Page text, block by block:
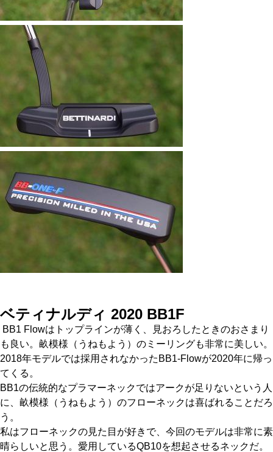
ベティナルディ 2020 BB1F
BB1 Flowはトップラインが薄く、見おろしたときのおさまり
も良い。畝模様（うねもよう）のミーリングも非常に美しい。
2018年モデルでは採用されなかったBB1-Flowが2020年に帰っ
てくる。
BB1の伝統的なプラマーネックではアークが足りないという人
に、畝模様（うねもよう）のフローネックは喜ばれることだろ
う。
私はフローネックの見た目が好きで、今回のモデルは非常に素
晴らしいと思う。愛用しているQB10を想起させるネックだ。